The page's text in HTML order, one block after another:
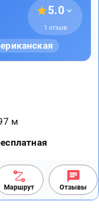
5.0
1 отзыв
м
Маршрут Отзывы